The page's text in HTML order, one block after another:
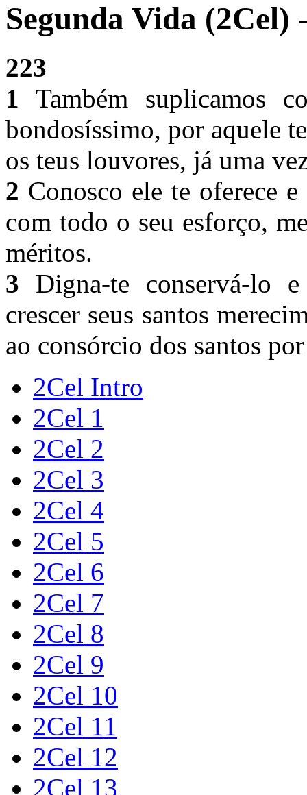
Segunda Vida (2Cel)
223
1 Também suplicamos
bondosíssimo, por aquele
os teus louvores, já uma
2 Conosco ele te oferece
com todo o seu esforço,
méritos.
3 Digna-te conservá-lo
crescer seus santos
ao consórcio dos santos
2Cel Intro
2Cel 1
2Cel 2
2Cel 3
2Cel 4
2Cel 5
2Cel 6
2Cel 7
2Cel 8
2Cel 9
2Cel 10
2Cel 11
2Cel 12
2Cel 13